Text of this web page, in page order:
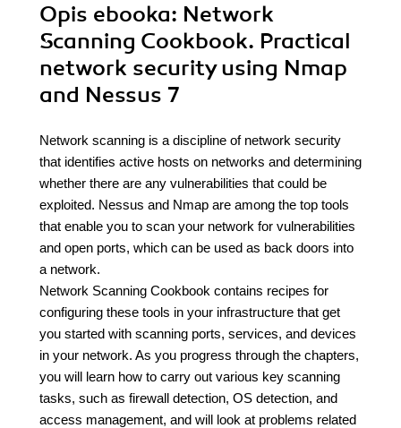
Opis ebooka: Network
Scanning Cookbook. Practical
network security using Nmap
and Nessus 7
Network scanning is a discipline of network security
that identifies active hosts on networks and determining
whether there are any vulnerabilities that could be
exploited. Nessus and Nmap are among the top tools
that enable you to scan your network for vulnerabilities
and open ports, which can be used as back doors into
a network.
Network Scanning Cookbook contains recipes for
configuring these tools in your infrastructure that get
you started with scanning ports, services, and devices
in your network. As you progress through the chapters,
you will learn how to carry out various key scanning
tasks, such as firewall detection, OS detection, and
access management, and will look at problems related